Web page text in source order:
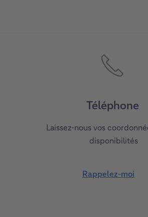
Téléphone
Laissez-nous vos
disponibilités
Rappelez-moi